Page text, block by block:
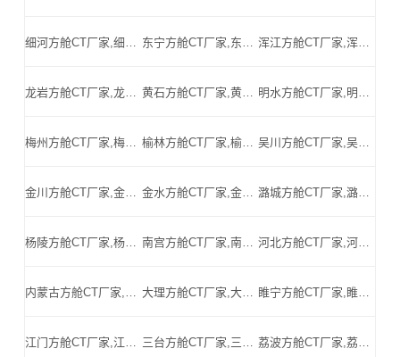
细河方舱CT厂家,细河方舱式CT,细河CT方舱,细河方舱CT,细河医用CT方舱,细河移动方舱CT-细河医用CT方舱公司 东宁方舱CT厂家,东宁方舱式CT,东宁CT方舱,东宁方舱CT,东宁医用CT方舱,东宁移动方舱CT-东宁医用CT方舱公司 浑江方舱CT厂家,浑江方舱式CT,浑江CT方舱,浑江方舱CT,浑江医用CT方舱,浑江移动方舱CT-浑江医用CT方舱公司
龙岩方舱CT厂家,龙岩方舱式CT,龙岩CT方舱,龙岩方舱CT,龙岩医用CT方舱,龙岩移动方舱CT-龙岩医用CT方舱公司 黄石方舱CT厂家,黄石方舱式CT,黄石CT方舱,黄石方舱CT,黄石医用CT方舱,黄石移动方舱CT-黄石医用CT方舱公司 明水方舱CT厂家,明水方舱式CT,明水CT方舱,明水方舱CT,明水医用CT方舱,明水移动方舱CT-明水医用CT方舱公司
梅州方舱CT厂家,梅州方舱式CT,梅州CT方舱,梅州方舱CT,梅州医用CT方舱,梅州移动方舱CT-梅州医用CT方舱公司 榆林方舱CT厂家,榆林方舱式CT,榆林CT方舱,榆林方舱CT,榆林医用CT方舱,榆林移动方舱CT-榆林医用CT方舱公司 吴川方舱CT厂家,吴川方舱式CT,吴川CT方舱,吴川方舱CT,吴川医用CT方舱,吴川移动方舱CT-吴川医用CT方舱公司
金川方舱CT厂家,金川方舱式CT,金川CT方舱,金川方舱CT,金川医用CT方舱,金川移动方舱CT-金川医用CT方舱公司 金水方舱CT厂家,金水方舱式CT,金水CT方舱,金水方舱CT,金水医用CT方舱,金水移动方舱CT-金水医用CT方舱公司 潞城方舱CT厂家,潞城方舱式CT,潞城CT方舱,潞城方舱CT,潞城医用CT方舱,潞城移动方舱CT-潞城医用CT方舱公司
杨陵方舱CT厂家,杨陵方舱式CT,杨陵CT方舱,杨陵方舱CT,杨陵医用CT方舱,杨陵移动方舱CT-杨陵医用CT方舱公司 南宫方舱CT厂家,南宫方舱式CT,南宫CT方舱,南宫方舱CT,南宫医用CT方舱,南宫移动方舱CT-南宫医用CT方舱公司 河北方舱CT厂家,河北方舱式CT,河北CT方舱,河北方舱CT,河北医用CT方舱,河北移动方舱CT-河北医用CT方舱公司
内蒙古方舱CT厂家,内蒙古方舱式CT,内蒙古CT方舱,内蒙古方舱CT,内蒙古医用CT方舱,内蒙古移动方舱CT-内蒙古医用CT方舱公司 大理方舱CT厂家,大理方舱式CT,大理CT方舱,大理方舱CT,大理医用CT方舱,大理移动方舱CT-大理医用CT方舱公司 睢宁方舱CT厂家,睢宁方舱式CT,睢宁CT方舱,睢宁方舱CT,睢宁医用CT方舱,睢宁移动方舱CT-睢宁医用CT方舱公司
江门方舱CT厂家,江门方舱式CT,江门CT方舱,江门方舱CT,江门医用CT方舱,江门移动方舱CT-江门医用CT方舱公司 三台方舱CT厂家,三台方舱式CT,三台CT方舱,三台方舱CT,三台医用CT方舱,三台移动方舱CT-三台医用CT方舱公司 荔波方舱CT厂家,荔波方舱式CT,荔波CT方舱,荔波方舱CT,荔波医用CT方舱,荔波移动方舱CT-荔波医用CT方舱公司